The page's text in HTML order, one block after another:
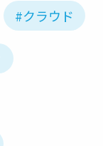
#クラウド